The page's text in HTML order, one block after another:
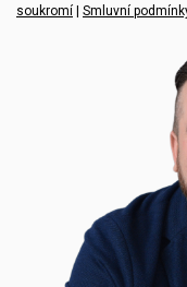
soukromí
Smluvní